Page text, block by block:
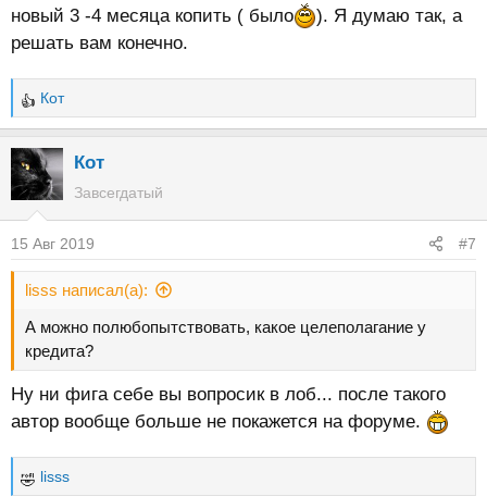
новый 3 -4 месяца копить ( было
). Я думаю так, а
решать вам конечно.
Р
е
а
к
ц
и
:
Кот
Кот
Завсегдатый
15 Авг 2019 #7
lisss написал(а):
А можно полюбопытствовать, какое целеполагание у
кредита?
Ну ни фига себе вы вопросик в лоб... после такого
автор вообще больше не покажется на форуме.
Р
lisss